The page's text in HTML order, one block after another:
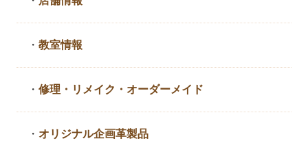
・教室情報
・修理・リメイク・ オーダーメイド
・ オリジナル企画革製品